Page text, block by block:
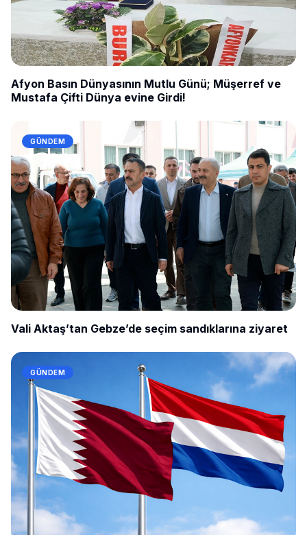
Afyon Basın Dünyasının Mutlu Günü; Müşerref ve
Mustafa Çifti Dünya evine Girdi!
GÜNDEM
Vali Aktaş’tan Gebze’de seçim sandıklarına ziyaret
GÜNDEM